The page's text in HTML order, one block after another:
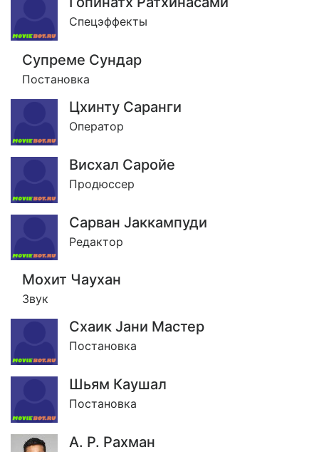
Спецэффекты
Супреме Сундар
Постановка
Цхинту Саранги
Оператор
Висхал Саройе
Продюссер
Сарван Jаккампуди
Редактор
Мохит Чаухан
Звук
Схаик Jани Мастер
Постановка
Шьям Каушал
Постановка
А. Р. Рахман